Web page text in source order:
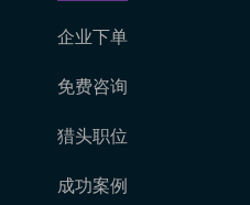
企业下单
免费咨询
猎头职位
成功案例